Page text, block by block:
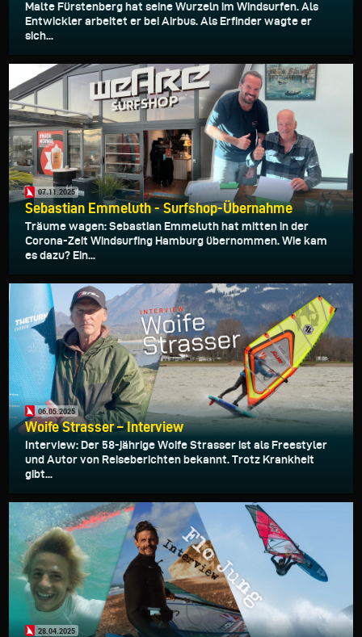
Malte Fürstenberg hat seine Wurzeln im Windsurfen. Als
Entwickler arbeitet er bei Airbus. Als Erfinder wagte er
sich...
07.11.2025
Sebastian Emmeluth - Surfshop-Übernahme
Träume wagen: Sebastian Emmeluth hat mitten in der
Corona-Zeit Windsurfing Hamburg übernommen. Wie kam
es dazu? Ein...
06.05.2025
Woife Strasser – Interview
Interview: Der 58-jährige Woife Strasser ist als Freestyler
und Autor von Reiseberichten bekannt. Trotz Krankheit
gibt...
28.04.2025